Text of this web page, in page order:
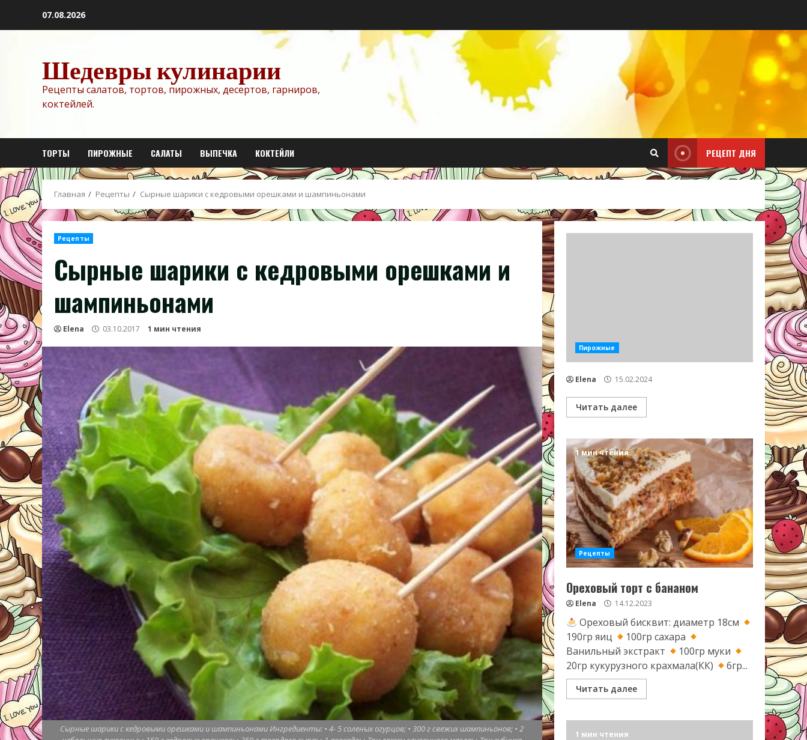
07.08.2026
Шедевры кулинарии
Рецепты салатов, тортов, пирожных, десертов, гарниров,
коктейлей.
ТОРТЫ ПИРОЖНЫЕ САЛАТЫ ВЫПЕЧКА КОКТЕЙЛИ РЕЦЕПТ ДНЯ
Главная Рецепты Сырные шарики с кедровыми орешками и шампиньонами
Рецепты
Сырные шарики с кедровыми орешками и
шампиньонами
Elena 03.10.2017 1 мин чтения
Сырные шарики с кедровыми орешками и шампиньонами Ингредиенты: • 4- 5 соленых огурцов; • 300 г свежих шампиньонов; • 2
Пирожные
Elena 15.02.2024
Читать далее
1 мин чтения
Рецепты
Ореховый торт с бананом
Elena 14.12.2023
Ореховый бисквит: диаметр 18см
190гр яиц
100гр сахара
Ванильный экстракт
100гр муки
20гр кукурузного крахмала(КК)
6гр...
Читать далее
1 мин чтения